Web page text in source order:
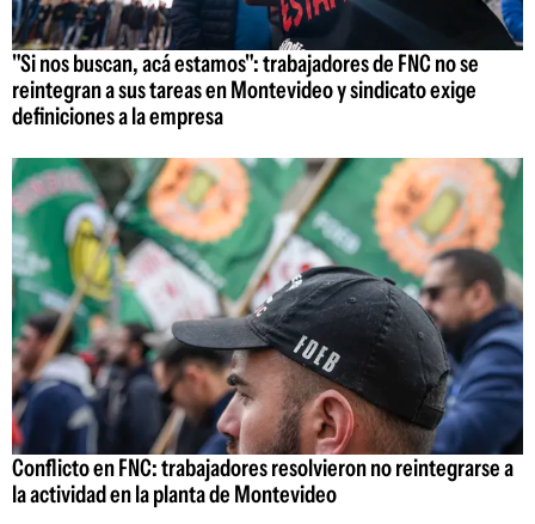
"Si nos buscan, acá estamos": trabajadores de FNC no se
reintegran a sus tareas en Montevideo y sindicato exige
definiciones a la empresa
Conflicto en FNC: trabajadores resolvieron no reintegrarse a
la actividad en la planta de Montevideo